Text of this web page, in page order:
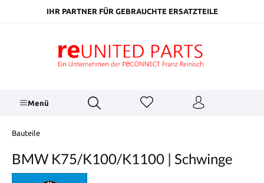
springenIHR PARTNER FÜR GEBRAUCHTE ERSATZTEILE
Menü
Bauteile
BMW K75/K100/K1100 | Schwinge